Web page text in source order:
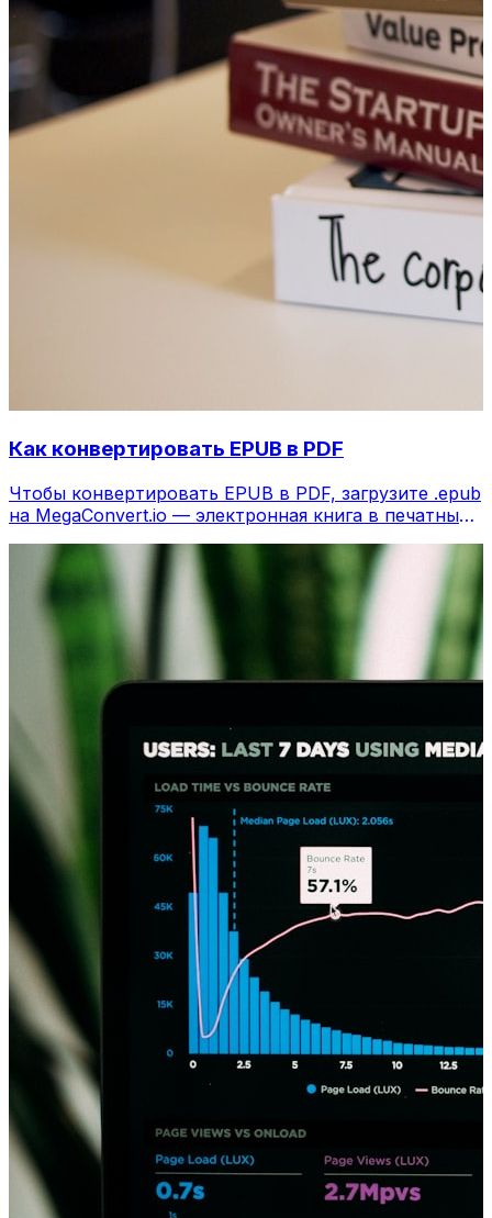
Как конвертировать EPUB в PDF
Чтобы конвертировать EPUB в PDF, загрузите .epub
на MegaConvert.io — электронная книга в печатный